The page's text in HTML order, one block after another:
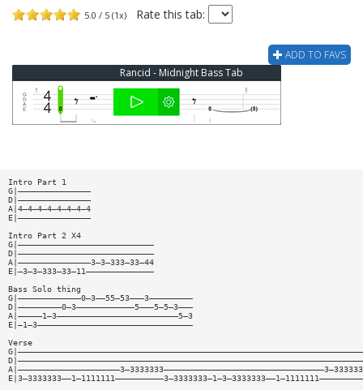
5.0 / 5 (1x) Rate this tab:
ADD TO FAVS
Rancid - Midnight Bass Tab
Intro Part 1
G|———————————————
D|———————————————
A|4—4—4—4—4—4—4—4
E|———————————————
Intro Part 2 X4
G|————————————————————————————
D|————————————————————————————
A|———————————————3—3—333—33—44
E|—3—3—333—33—11——————————————
Bass Solo thing
G|—————————————0—3——55—53———3—————————
D|—————————0—3————————————5———5—5—3———
A|—————1—3—————————————————————————5—3
E|—1—3————————————————————————————————
Verse